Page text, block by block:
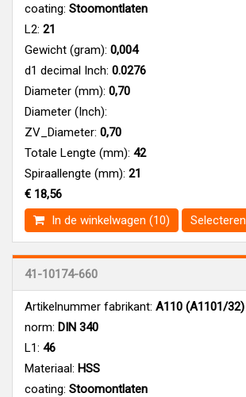
coating: Stoomontlaten
L2: 21
Gewicht (gram): 0,004
d1 decimal Inch: 0.0276
Diameter (mm): 0,70
Diameter (Inch):
ZV_Diameter: 0,70
Totale Lengte (mm): 42
Spiraallengte (mm): 21
€ 18,56
In de winkelwagen (10)
Selecteren
41-10174-660
Artikelnummer fabrikant: A110 (A1101/32)
norm: DIN 340
L1: 46
Materiaal: HSS
coating: Stoomontlaten